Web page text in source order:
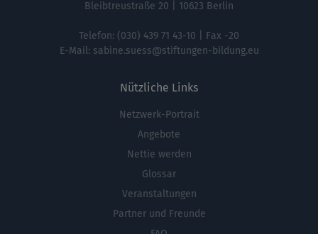
Bleibtreustraße 20 | 10623 Berlin
Telefon: (030) 439 71 43-10 | Fax -20
E-Mail: sabine.suess@stiftungen-bildung.eu
Nützliche Links
Fußbereichsmenü
Netzwerk-Portrait
Angebote
Nettie werden
Glossar
Veranstaltungen
Partner und Freunde